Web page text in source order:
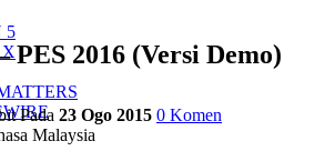
5
PES 2016 (Versi Demo)
Pada 23 Ogo 2015 0 Komen